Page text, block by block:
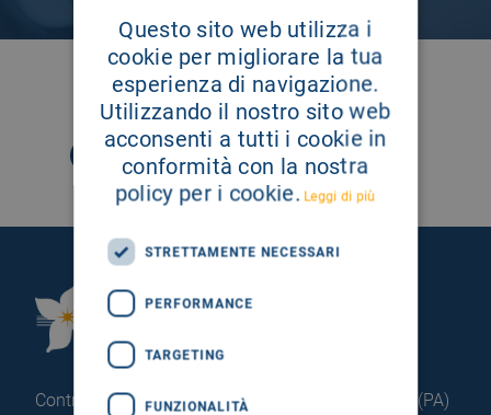
SEGUICI SU
Fondazione Istituto
Contrada Pietrapollastra - Pisciotto 90015 Cefalù (PA)
Questo sito web utilizza i
cookie per migliorare la tua
esperienza di navigazione.
Utilizzando il nostro sito web
acconsenti a tutti i cookie in
conformità con la nostra
policy per i cookie. Leggi di più
STRETTAMENTE NECESSARI
PERFORMANCE
TARGETING
FUNZIONALITÀ